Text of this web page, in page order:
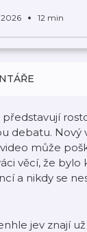
2026 12 min
představují
debatu. Nový
může
věcí, že
a nikdy se
jev znají